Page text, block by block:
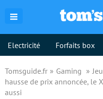
Electricité Forfaits box
Tomsguide.fr Gaming
hausse de prix annoncée, le
aussi